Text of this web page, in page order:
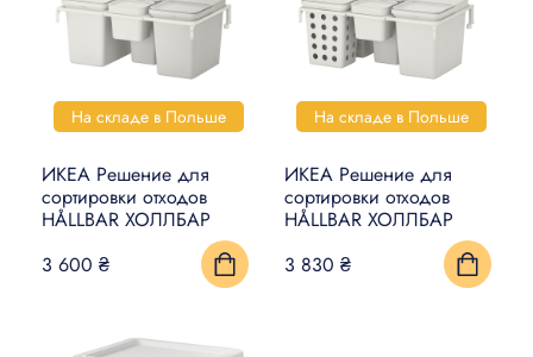
На складе в Польше
ИКЕА Решение для
сортировки отходов
HÅLLBAR ХОЛЛБАР
3 600 ₴
На складе в Польше
ИКЕА Решение для
сортировки отходов
HÅLLBAR ХОЛЛБАР
3 830 ₴